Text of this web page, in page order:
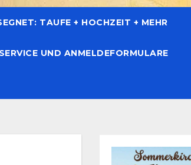
TAUFE + HOCHZEIT + MEHR
SERVICE UND ANMELDEFORMULARE